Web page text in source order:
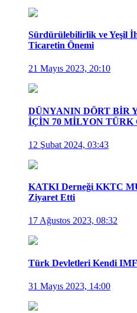
Sürdürülebilirlik ve Yeşil
Ticaretin Önemi
21 Mayıs 2023, 20:10
DÜNYANIN DÖRT BİR
İÇİN 70 MİLYON TÜRK
12 Şubat 2024, 03:43
KATKI Derneği KKTC
Ziyaret Etti
17 Ağustos 2023, 08:32
Türk Devletleri Kendi
31 Mayıs 2023, 14:00